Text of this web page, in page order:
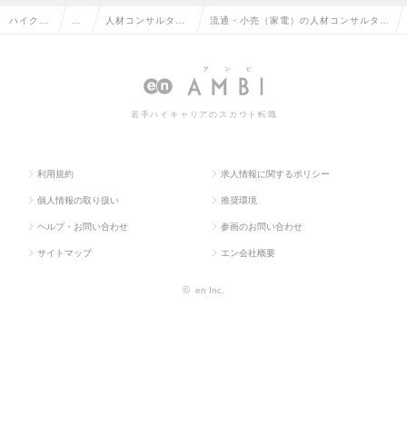
ハイクラ 人材コンサルタン 流通・小売（家電）の人材コンサルタン
一覧
若手ハイキャリアのスカウト転職
利用規約 求人情報に関するポリシー
個人情報の取り扱い 推奨環境
ヘルプ・お問い合わせ 参画のお問い合わせ
サイトマップ エン会社概要
© en Inc.